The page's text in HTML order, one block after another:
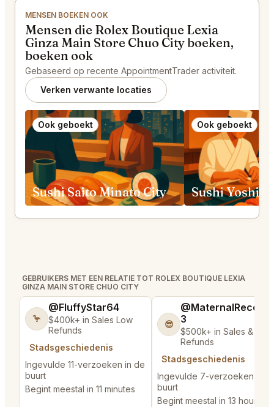
MENSEN BOEKEN OOK
Mensen die Rolex Boutique Lexia
Ginza Main Store Chuo City boeken,
boeken ook
Gebaseerd op recente AppointmentTrader activiteit.
Verken verwante locaties
Ook geboekt
Sushi Saito Minato City
Ook geboekt
GEBRUIKERS MET EEN RELATIE TOT ROLEX BOUTIQUE LEXIA
GINZA MAIN STORE CHUO CITY
🦩
@FluffyStar64
$400k+ in Sales Low
Refunds
Stadsgeschiedenis
Ingevulde 11-verzoeken in de
buurt
Begint meestal in 11 minutes
😎
3
$500k+ in Sales & Low
Refunds
Stadsgeschiedenis
Ingevulde 7-verzoeken in
buurt
Begint meestal in 13 hours